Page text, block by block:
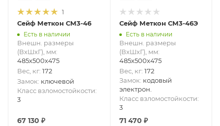
1
Сейф Меткон СМ3-46
Есть в наличии
Внешн. размеры
(ВxШxГ), мм:
485x500x475
Вес, кг: 172
Замок: ключевой
Класс взломостойкости:
3
67 130 ₽
Сейф Меткон СМ3-46Э
Есть в наличии
Внешн. размеры
(ВxШxГ), мм:
485x500x475
Вес, кг: 172
Замок: кодовый
электрон.
Класс взломостойкости:
3
71 470 ₽